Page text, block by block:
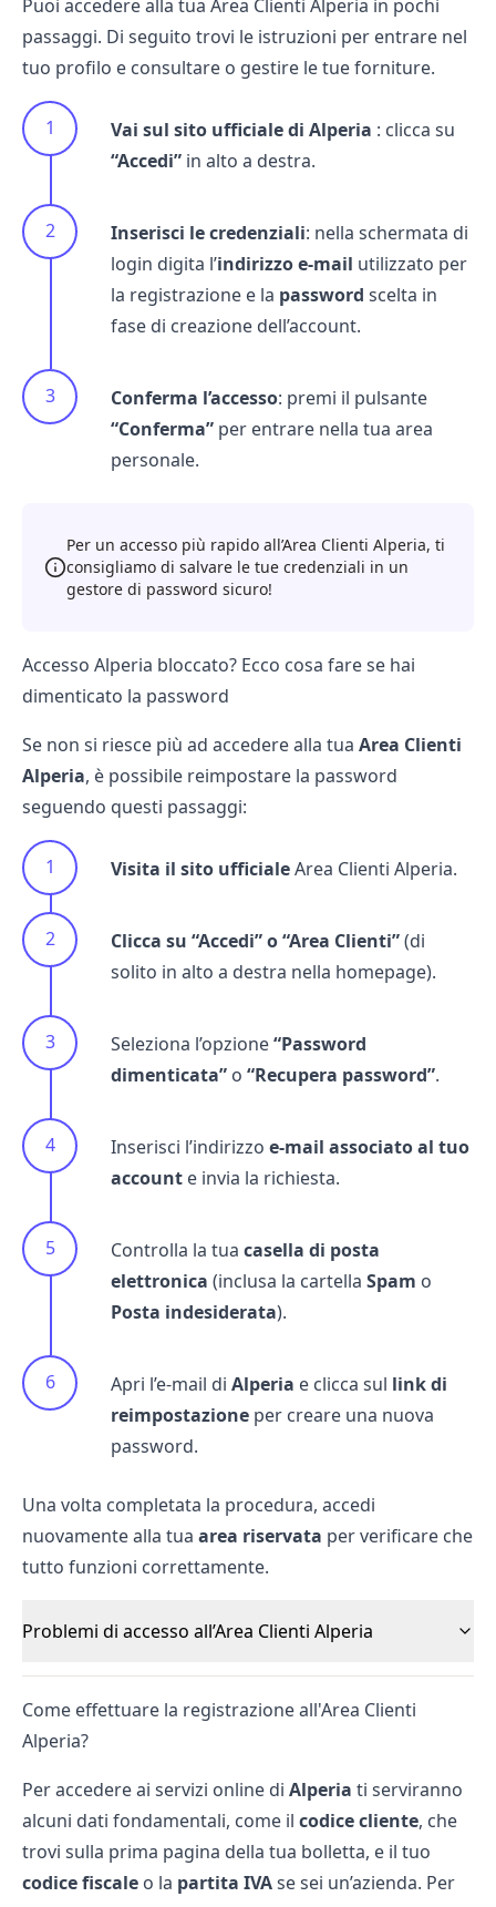
Puoi accedere alla tua Area Clienti Alperia in pochi
passaggi. Di seguito trovi le istruzioni per entrare nel
tuo profilo e consultare o gestire le tue forniture.
Vai sul sito ufficiale di Alperia : clicca su
“Accedi” in alto a destra.
Inserisci le credenziali: nella schermata di
login digita l’indirizzo e-mail utilizzato per
la registrazione e la password scelta in
fase di creazione dell’account.
Conferma l’accesso: premi il pulsante
“Conferma” per entrare nella tua area
personale.
Per un accesso più rapido all’Area Clienti Alperia, ti
consigliamo di salvare le tue credenziali in un
gestore di password sicuro!
Accesso Alperia bloccato? Ecco cosa fare se hai
dimenticato la password
Se non si riesce più ad accedere alla tua Area Clienti
Alperia, è possibile reimpostare la password
seguendo questi passaggi:
Visita il sito ufficialeArea Clienti Alperia.
Clicca su “Accedi” o “Area Clienti”(di
solito in alto a destra nella homepage).
Seleziona l’opzione“Password
dimenticata” o “Recupera password”.
Inserisci l’indirizzo e-mail associato al tuo
account e invia la richiesta.
Controlla la tua casella di posta
elettronica (inclusa la cartella Spam o
Posta indesiderata).
Apri l’e-mail di Alperia e clicca sul link di
reimpostazione per creare una nuova
password.
Una volta completata la procedura, accedi
nuovamente alla tua area riservata per verificare che
tutto funzioni correttamente.
Problemi di accesso all’Area Clienti Alperia
Come effettuare la registrazione all'Area Clienti
Alperia?
Per accedere ai servizi online di Alperia ti serviranno
alcuni dati fondamentali, come il codice cliente, che
trovi sulla prima pagina della tua bolletta, e il tuo
codice fiscale o la partita IVAse sei un’azienda. Per